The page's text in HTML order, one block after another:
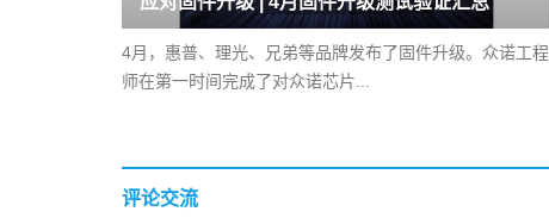
4月，惠普、理光、兄弟等品牌发布了固件升级。众诺工程
师在第一时间完成了对众诺芯片...
评论交流